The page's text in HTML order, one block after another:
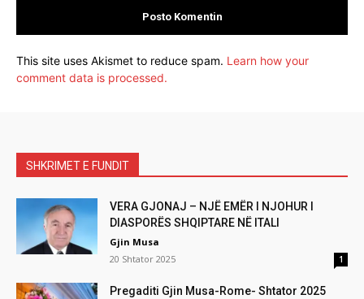
This site uses Akismet to reduce spam. Learn how your
comment data is processed.
SHKRIMET E FUNDIT
VERA GJONAJ – NJË EMËR I NJOHUR I
DIASPORËS SHQIPTARE NË ITALI
Gjin Musa
20 Shtator 2025
1
Pregaditi Gjin Musa-Rome- Shtator 2025